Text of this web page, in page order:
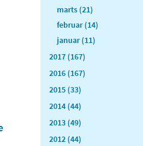
marts (21)
februar (14)
januar (11)
2017 (167)
2016 (167)
2015 (33)
2014 (44)
2013 (49)
2012 (44)